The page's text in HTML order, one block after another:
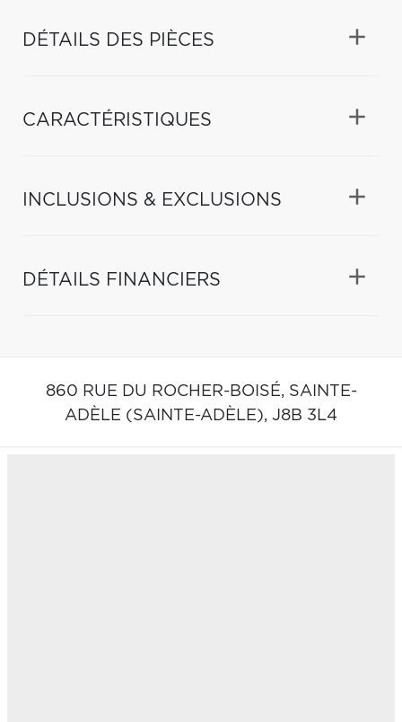
DÉTAILS DES PIÈCES
CARACTÉRISTIQUES
INCLUSIONS & EXCLUSIONS
DÉTAILS FINANCIERS
860 RUE DU ROCHER-BOISÉ, SAINTE-
ADÈLE (SAINTE-ADÈLE), J8B 3L4